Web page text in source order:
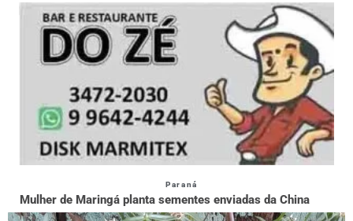
Paraná
Mulher de Maringá planta sementes enviadas da China